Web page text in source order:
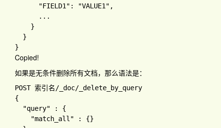
"FIELD1" : "VALUE1" ,
...
}
Copied!
如果是无条件删除所有文档，那么语法是：
POST 索引名 /_doc
{
"query"
: {
"match_all"
: {}